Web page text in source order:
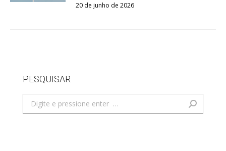
20 de junho de 2026
PESQUISAR
Search: